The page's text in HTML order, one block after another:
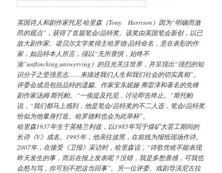
英国诗人和剧作家托尼·哈里森（Tony Harrison）因为“明确而激
昂的观点”，获得了首届笔会/品特奖。该奖由英国笔会新创，以已
故大剧作家、诺贝尔文学奖得主哈罗德·品特命名，意在表彰的作
家，如品特本人所言，须以“无所畏惧，始终不
渝”unflinching,unswerving）的目光关注世界，并呈现出“强烈的知
识分子之坚强意志……来描述我们人生和我们社会的切实真相”。
评委会成员包括品特的遗孀、作家安东妮娅·弗雷泽和著名的先锋
剧作家汤姆·斯托帕。“一俟提及托尼，讨论即告终止。”斯托帕
说，“我们都马上感到，他是笔会/品特奖的不二人选，笔会/品特奖
恰似为他量身打造。哈罗德料也会为此举杯”。
哈里森1937年生于英格兰利兹，以1985年写于煤矿大罢工期间的
长诗《V》成名。1995年，他亲往波黑，在前线为报纸现场作诗。
2007年，在接受《卫报》采访时，哈里森说，“诗歌凭啥不能表现
昨天发生的事，而后在报上发表呢？没错，我是多愁善感，可我也
会怒与骂，你可别不把这当回事”。另一位评委、戏剧导演尼古拉